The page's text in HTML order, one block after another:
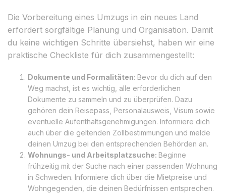
Die Vorbereitung eines Umzugs in ein neues Land
erfordert sorgfältige Planung und Organisation. Damit
du keine wichtigen Schritte übersiehst, haben wir eine
praktische Checkliste für dich zusammengestellt:
Dokumente und Formalitäten: Bevor du dich auf den
Weg machst, ist es wichtig, alle erforderlichen
Dokumente zu sammeln und zu überprüfen. Dazu
gehören dein Reisepass, Personalausweis, Visum sowie
eventuelle Aufenthaltsgenehmigungen. Informiere dich
auch über die geltenden Zollbestimmungen und melde
deinen Umzug bei den entsprechenden Behörden an.
Wohnungs- und Arbeitsplatzsuche: Beginne
frühzeitig mit der Suche nach einer passenden Wohnung
in Schweden. Informiere dich über die Mietpreise und
Wohngegenden, die deinen Bedürfnissen entsprechen.